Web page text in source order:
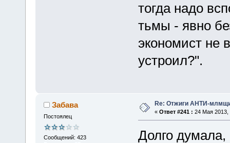
тогда надо
тьмы - явно
экономист не
устроил?".
Забава
Постоялец
Сообщений: 423
Re: Отжиги АНТИ-
« Ответ #241 : 24 Мая 2013,
Долго думала,